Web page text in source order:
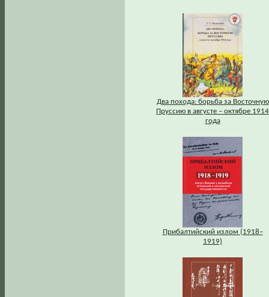
Два похода: борьба за Восточную
Пруссию в августе – октябре 1914
года
Прибалтийский излом (1918–
1919)